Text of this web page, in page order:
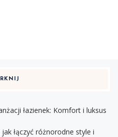
łazienek: Komfort i luksus
łączyć różnorodne style i